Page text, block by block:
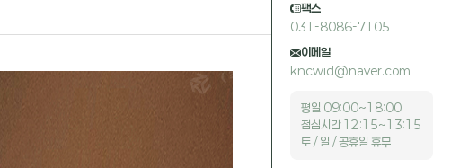
팩스
031-8086-7105
이메일
kncwid@naver.com
평일 09:00~18:00
점심시간 12:15~13:15
토 / 일 / 공휴일 휴무